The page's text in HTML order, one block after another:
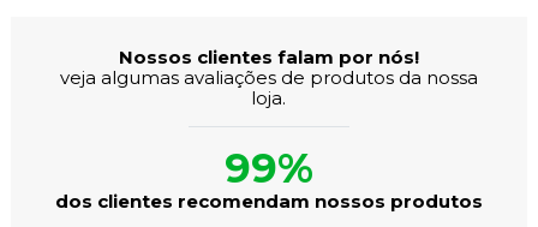
Nossos clientes falam por nós!
veja algumas avaliações de produtos da nossa
loja.
99%
dos clientes recomendam nossos produtos